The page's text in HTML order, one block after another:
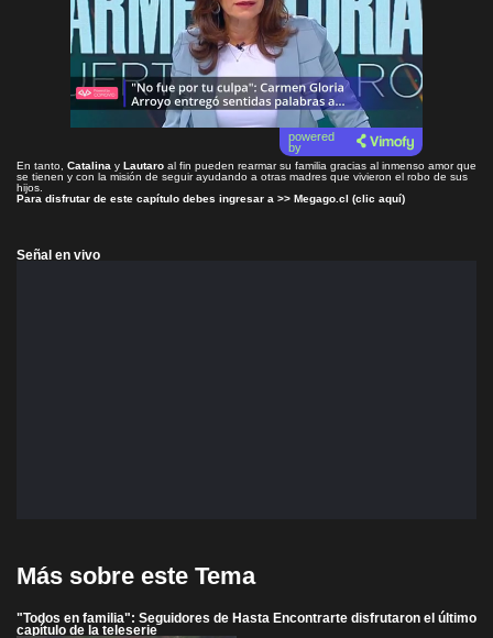
powered
by
En tanto, Catalina y Lautaro al fin pueden rearmar su familia gracias al inmenso amor que
se tienen y con la misión de seguir ayudando a otras madres que vivieron el robo de sus
hijos.
Para disfrutar de este capítulo debes ingresar a >> Megago.cl (clic aquí)
Señal en vivo
Más sobre este Tema
"Todos en familia": Seguidores de Hasta Encontrarte disfrutaron el último
capítulo de la teleserie